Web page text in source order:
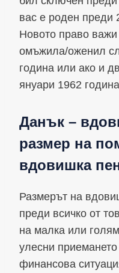
вас е роден преди
Новото право
омъжила/оженил
година или ако и
януари 1962
Данък –
размер на
вдовишка
Размерът на
преди всичко от
на малка или
улесни
финансова